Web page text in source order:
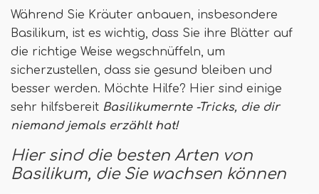
Während Sie Kräuter anbauen, insbesondere
Basilikum, ist es wichtig, dass Sie ihre Blätter auf
die richtige Weise wegschnüffeln, um
sicherzustellen, dass sie gesund bleiben und
besser werden. Möchte Hilfe? Hier sind einige
sehr hilfsbereit Basilikumernte -Tricks, die dir
niemand jemals erzählt hat!
Hier sind die besten Arten von
Basilikum, die Sie wachsen können